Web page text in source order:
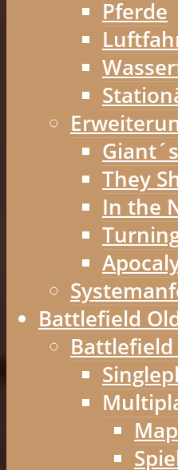
Pferde
They
In the
Battlefield
Battlefield